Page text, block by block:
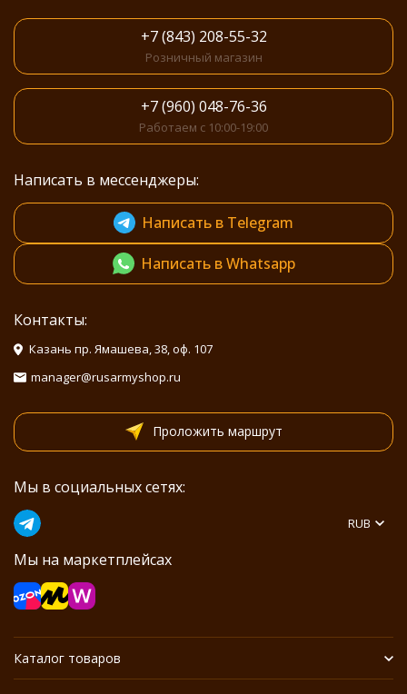
+7 (843) 208-55-32
Розничный магазин
+7 (960) 048-76-36
Работаем с 10:00-19:00
Написать в мессенджеры:
Написать в Telegram
Написать в Whatsapp
Контакты:
Казань пр. Ямашева, 38, оф. 107
manager@rusarmyshop.ru
Проложить маршрут
Мы в социальных сетях:
Мы на маркетплейсах
RUB
Каталог товаров